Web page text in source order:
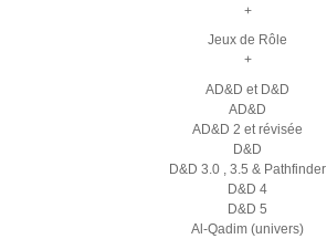
+
Jeux de Rôle
+
AD&D et D&D
AD&D
AD&D 2 et révisée
D&D
D&D 3.0 , 3.5 & Pathfinder
D&D 4
D&D 5
Al-Qadim (univers)